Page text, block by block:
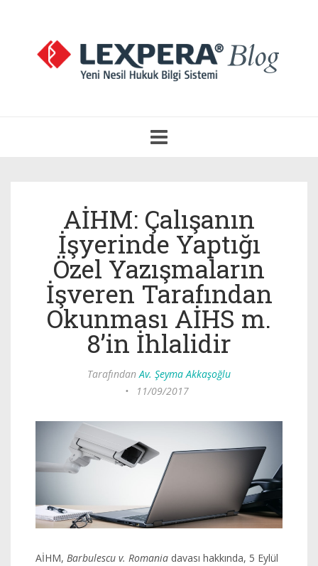
Aç
AİHM: Çalışanın
İşyerinde Yaptığı
Özel Yazışmaların
İşveren Tarafından
Okunması AİHS m.
8’in İhlalidir
TarafındanAv. Şeyma Akkaşoğlu
•
11/09/2017
AİHM, Barbulescu v. Romania davası hakkında, 5 Eylül